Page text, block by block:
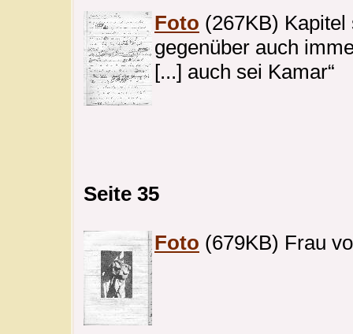
Foto (267KB) Kapitel
gegenüber auch
[...] auch sei Kamar“
Seite 35
Foto (679KB) Frau